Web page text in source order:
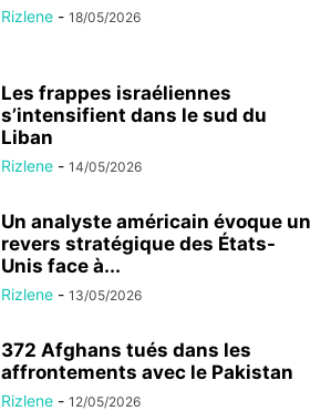
Rizlene - 18/05/2026
Les frappes israéliennes
s’intensifient dans le sud du
Liban
Rizlene - 14/05/2026
Un analyste américain évoque un
revers stratégique des États-
Unis face à...
Rizlene - 13/05/2026
372 Afghans tués dans les
affrontements avec le Pakistan
Rizlene - 12/05/2026